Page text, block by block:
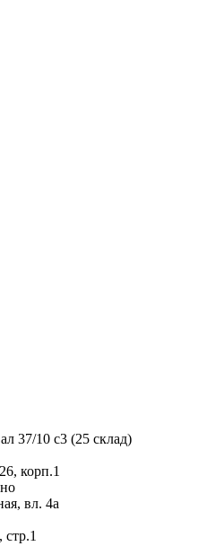
37/10 с3 (25 склад)
корп.1
вл. 4а
стр.1